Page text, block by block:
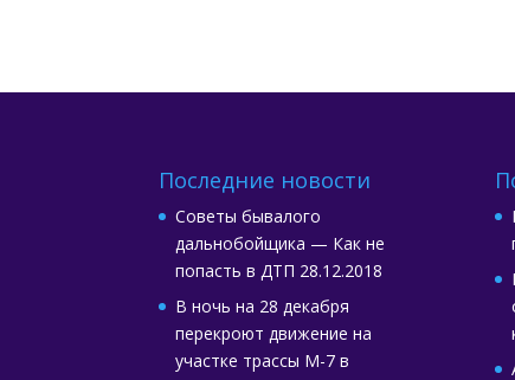
Последние новости
Советы бывалого
дальнобойщика — Как не
попасть в ДТП 28.12.2018
В ночь на 28 декабря
перекроют движение на
участке трассы М-7 в